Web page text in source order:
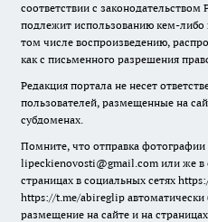
соответствии с
подлежит использованию кем-
том числе воспроизведению,
как с письменного разрешения
Редакция портала не несет
пользователей, размещенные на
субдоменах.
Помните, что отправка
lipeckienovosti@gmail.com или же
страницах в социальных сетях
https://t.me/abireglip автоматически
размещение на сайте и на